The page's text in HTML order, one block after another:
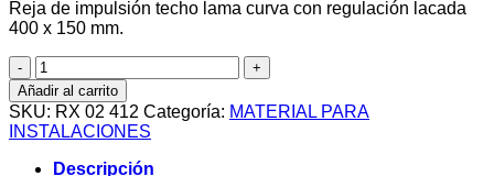
Reja de impulsión techo lama curva con regulación lacada
400 x 150 mm.
Reja
de
impulsión
techo
lama
curva
Añadir al carrito
SKU: RX 02 412 Categoría: MATERIAL PARA
INSTALACIONES
Descripción